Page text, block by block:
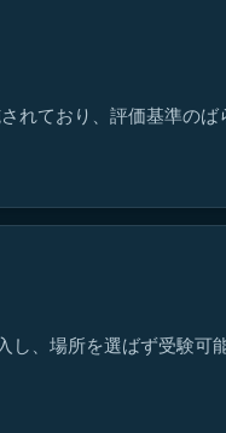
れており、評価基準のば
し、場所を選ばず受験可